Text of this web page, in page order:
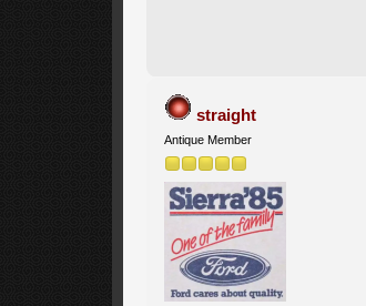
straight
Antique Member